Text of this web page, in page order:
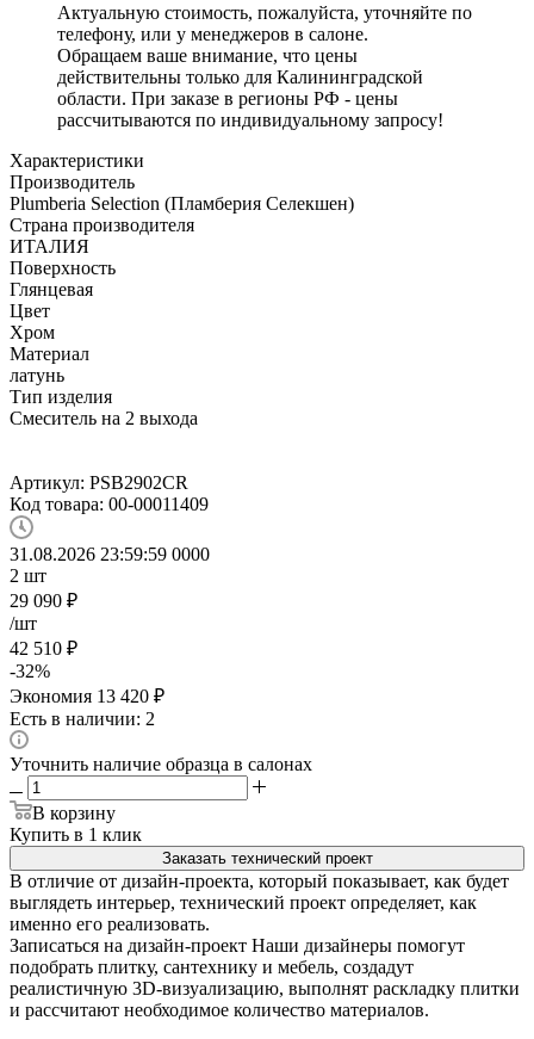
Актуальную стоимость, пожалуйста, уточняйте по
телефону, или у менеджеров в салоне.
Обращаем ваше внимание, что цены
действительны только для Калининградской
области. При заказе в регионы РФ - цены
рассчитываются по индивидуальному запросу!
Характеристики
Производитель
Plumberia Selection (Пламберия Селекшен)
Страна производителя
ИТАЛИЯ
Поверхность
Глянцевая
Цвет
Хром
Материал
латунь
Тип изделия
Смеситель на 2 выхода
Артикул: PSB2902CR
Код товара: 00-00011409
31.08.2026 23:59:59 0000
2 шт
29 090 ₽
/шт
42 510 ₽
-32%
Экономия 13 420 ₽
Есть в наличии: 2
Уточнить наличие образца в салонах
В корзину
Купить в 1 клик
Заказать технический проект
В отличие от дизайн-проекта, который показывает, как будет
выглядеть интерьер, технический проект определяет, как
именно его реализовать.
Записаться на дизайн-проект Наши дизайнеры помогут
подобрать плитку, сантехнику и мебель, создадут
реалистичную 3D-визуализацию, выполнят раскладку плитки
и рассчитают необходимое количество материалов.